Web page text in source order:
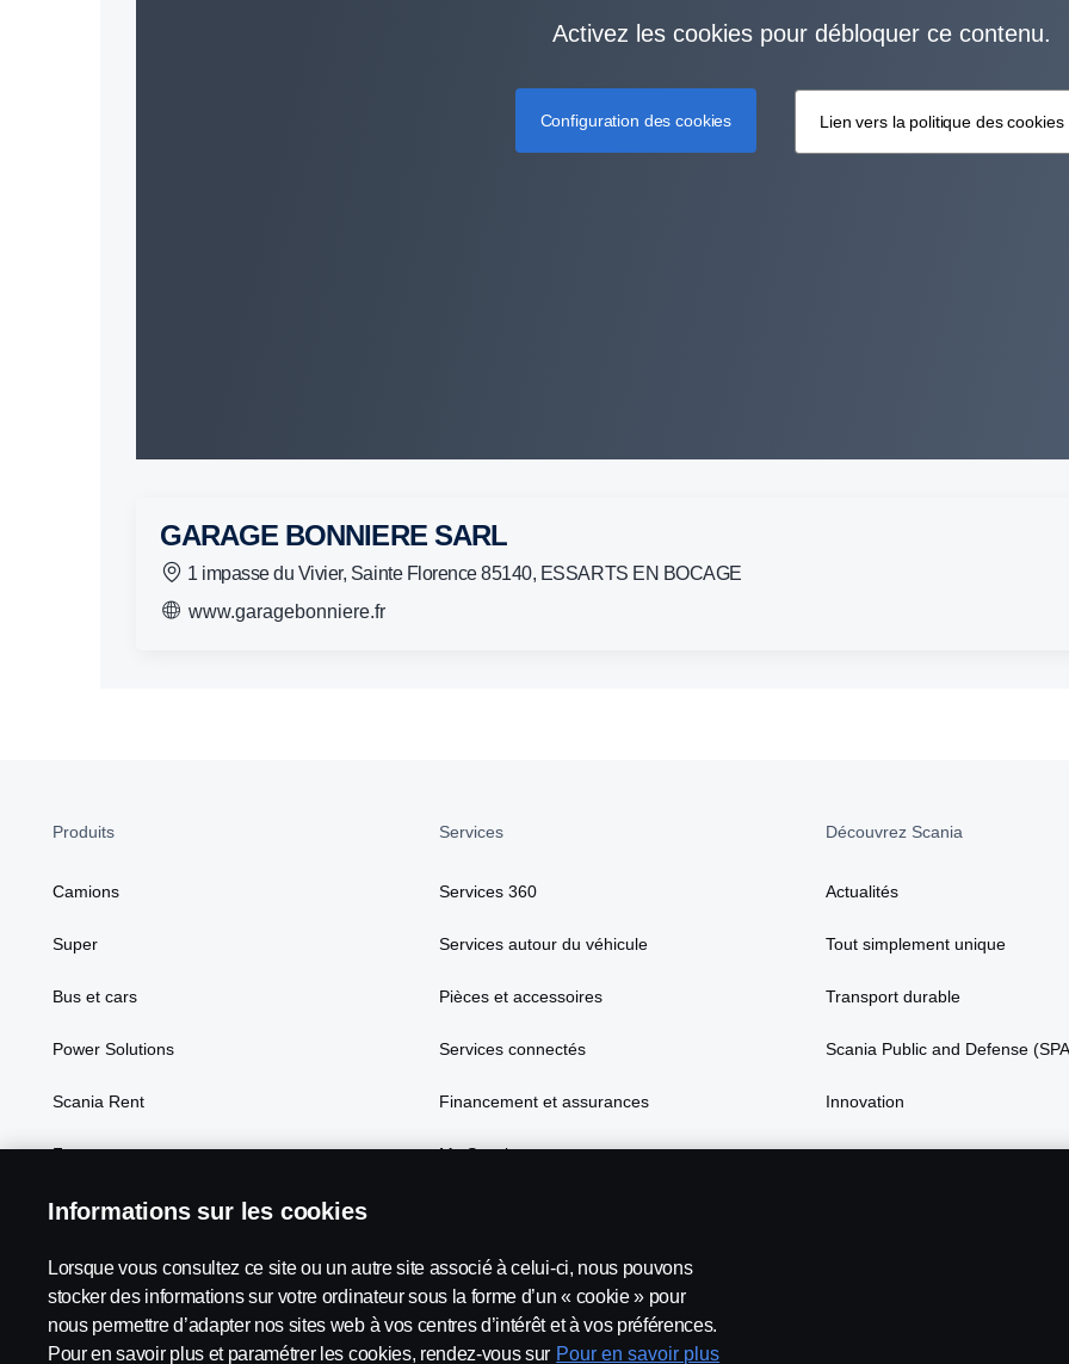
Activez les cookies pour débloquer ce contenu.
Configuration des cookies Lien vers la politique des cookies
GARAGE BONNIERE SARL
1 impasse du Vivier, Sainte Florence 85140, ESSARTS EN BOCAGE
www.garagebonniere.fr
Produits
Camions
Super
Bus et cars
Power Solutions
Scania Rent
Focus
Services
Services 360
Services autour du véhicule
Pièces et accessoires
Services connectés
Financement et assurances
My Scania
Découvrez Scania
Actualités
Tout simplement unique
Transport durable
Scania Public and Defense
Innovation
Scania in Your Region: France
Informations sur les cookies
Lorsque vous consultez ce site ou un autre site associé à celui-ci, nous pouvons
stocker des informations sur votre ordinateur sous la forme d’un « cookie » pour
nous permettre d’adapter nos sites web à vos centres d’intérêt et à vos préférences.
Pour en savoir plus et paramétrer les cookies, rendez-vous sur Pour en savoir plus